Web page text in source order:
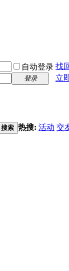
自动登录 找
登录
立
搜索 热搜: 活动 交